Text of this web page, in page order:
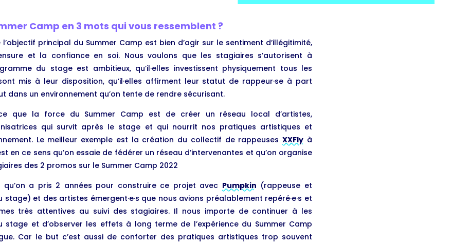
Camp en 3 mots qui vous ressemblent ?
principal du Summer Camp est bien d’agir sur le sentiment d’illégitimité,
et la confiance en soi. Nous voulons que les stagiaires s’autorisent à
du stage est ambitieux, qu’il·elles investissent physiquement tous les
mis à leur disposition, qu’il·elles affirment leur statut de rappeur·se à part
dans un environnement qu’on tente de rendre sécurisant.
que la force du Summer Camp est de créer un réseau local d’artistes,
qui survit après le stage et qui nourrit nos pratiques artistiques et
Le meilleur exemple est la création du collectif de rappeusesXXFly à
en ce sens qu’on essaie de fédérer un réseau d’intervenantes et qu’on organise
des 2 promos sur le Summer Camp 2022
a pris 2 années pour construire ce projet avec Pumpkin (rappeuse et
et des artistes émergent·e·s que nous avions préalablement repéré·e·s et
très attentives au suivi des stagiaires. Il nous importe de continuer à les
et d’observer les effets à long terme de l’expérience du Summer Camp
Car le but c’est aussi de conforter des pratiques artistiques trop souvent